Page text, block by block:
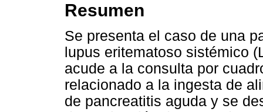
Resumen
Se presenta el caso de una
lupus eritematoso sistémico
acude a la consulta por
relacionado a la ingesta de
de pancreatitis aguda y se